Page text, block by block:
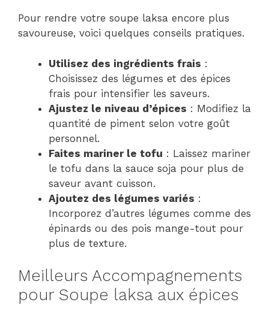
Pour rendre votre soupe laksa encore plus
savoureuse, voici quelques conseils pratiques.
Utilisez des ingrédients frais :
Choisissez des légumes et des épices
frais pour intensifier les saveurs.
Ajustez le niveau d’épices : Modifiez la
quantité de piment selon votre goût
personnel.
Faites mariner le tofu : Laissez mariner
le tofu dans la sauce soja pour plus de
saveur avant cuisson.
Ajoutez des légumes variés :
Incorporez d’autres légumes comme des
épinards ou des pois mange-tout pour
plus de texture.
Meilleurs Accompagnements
pour Soupe laksa aux épices